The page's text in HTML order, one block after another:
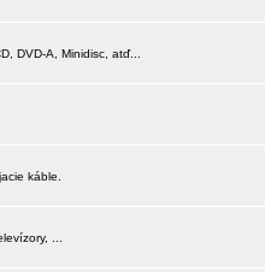
DVD-A, Minidisc, atď...
káble.
...